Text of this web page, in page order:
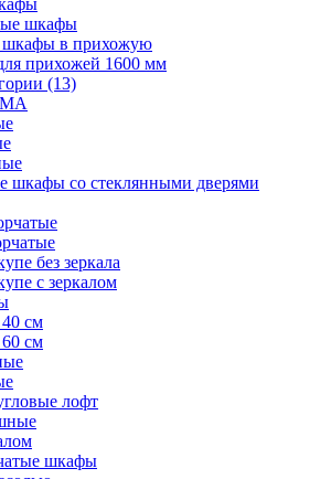
шкафы
шкафы в прихожую
прихожей 1600 мм
(13)
шкафы со стеклянными дверями
без зеркала
с зеркалом
см
см
лофт
шкафы